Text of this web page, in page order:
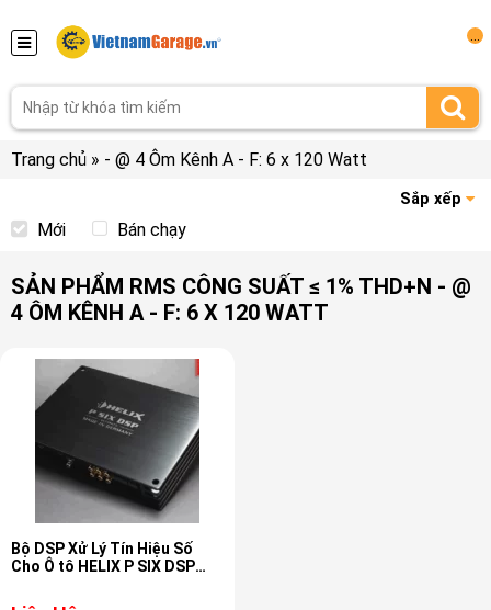
Trang chủ » - @ 4 Ôm Kênh A - F: 6 x 120 Watt
Sắp xếp
Mới Bán chạy
SẢN PHẨM RMS CÔNG SUẤT ≤ 1% THD+N - @
4 ÔM KÊNH A - F: 6 X 120 WATT
Bộ DSP Xử Lý Tín Hiệu Số
Cho Ô tô HELIX P SIX DSP